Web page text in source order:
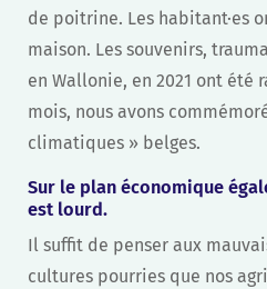
de poitrine. Les habitant·es
maison. Les souvenirs,
en Wallonie, en 2021 ont été
mois, nous avons
climatiques » belges.
Sur le plan économique
est lourd.
Il suffit de penser aux
cultures pourries que nos